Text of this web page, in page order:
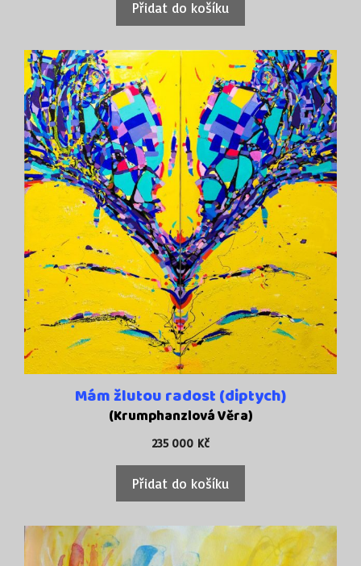
Přidat do košíku
Mám žlutou radost (diptych)
(Krumphanzlová Věra)
235 000 Kč
Přidat do košíku
Tento
produkt